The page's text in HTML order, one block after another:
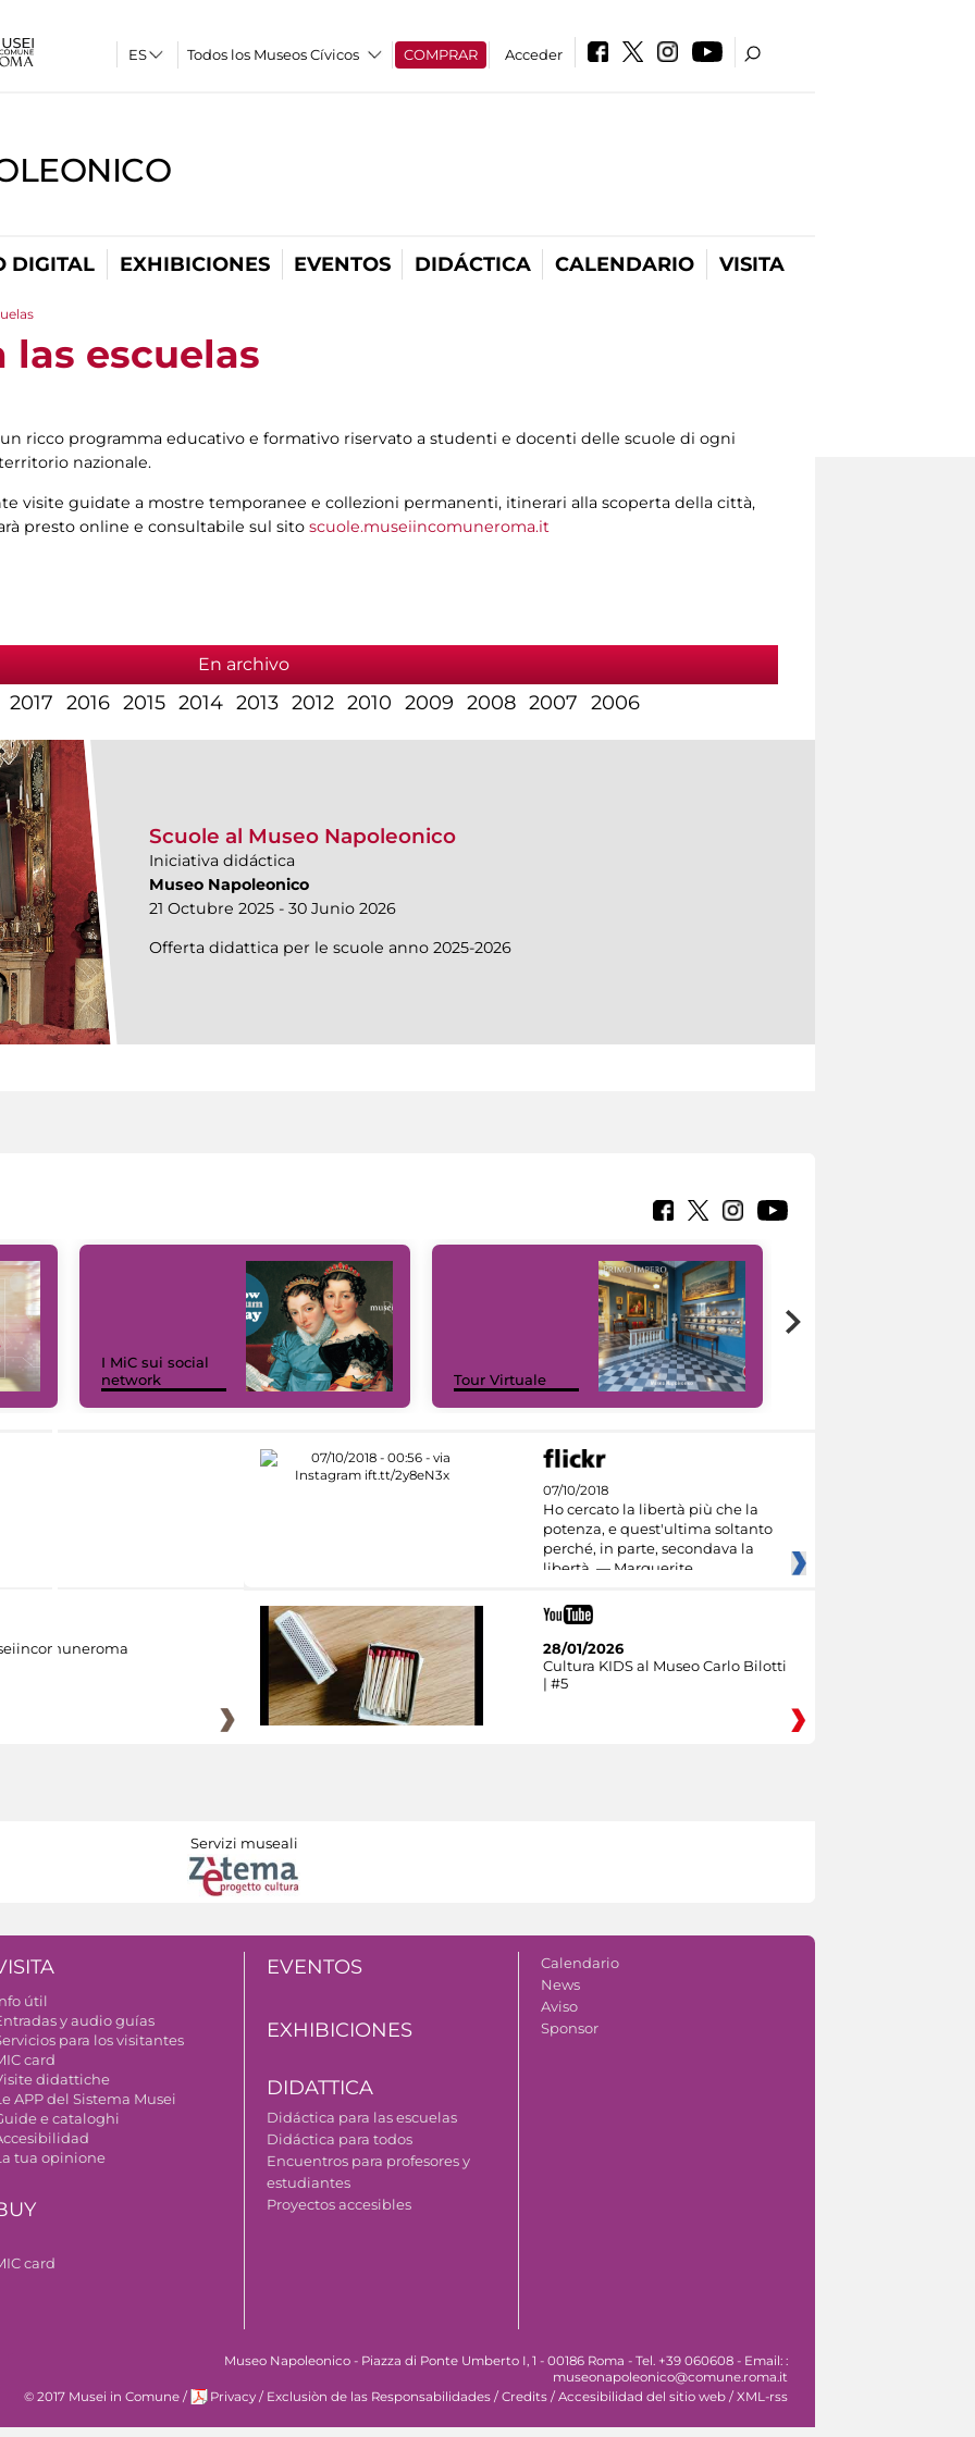
Todos los Museos Cívicos COMPRAR Acceder
DIGITAL EXHIBICIONES EVENTOS DIDÁCTICA CALENDARIO VISITA
escuelas
ricco programma educativo e formativo riservato a studenti e docenti delle scuole di ogni
nazionale.
visite guidate a mostre temporanee e collezioni permanenti, itinerari alla scoperta della città,
presto online e consultabile sul sito scuole.museiincomuneroma.it
En archivo
2017 2016 2015 2014 2013 2012 2010 2009 2008 2007 2006
Scuole al Museo Napoleonico
Iniciativa didáctica
Museo Napoleonico
21 Octubre 2025 - 30 Junio 2026
Offerta didattica per le scuole anno 2025-2026
I MiC sui social
network
Tour Virtuale
07/10/2018
Ho cercato la libertà più che la
potenza, e quest'ultima soltanto
perché, in parte, secondava la
libertà. — Marguerite
28/01/2026
Cultura KIDS al Museo Carlo Bilotti
| #5
Servizi museali
útil
y audio guías
para los visitantes
card
didattiche
APP del Sistema Musei
e cataloghi
tua opinione
card
EVENTOS
EXHIBICIONES
DIDATTICA
Didáctica para las escuelas
Didáctica para todos
Encuentros para profesores y
estudiantes
Proyectos accesibles
Calendario
News
Aviso
Sponsor
Museo Napoleonico - Piazza di Ponte Umberto I, 1 - 00186 Roma - Tel. +39 060608 - Email: :
museonapoleonico@comune.roma.it
© 2017 Musei in Comune / Privacy / Exclusiòn de las Responsabilidades / Credits / Accesibilidad del sitio web / XML-rss